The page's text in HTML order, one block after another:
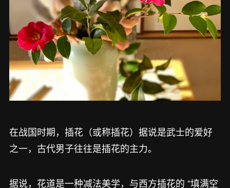
在战国时期，插花（或称插花）据说是武士的爱好
之一，古代男子往往是插花的主力。
据说，花道是一种减法美学，与西方插花的 “填满空